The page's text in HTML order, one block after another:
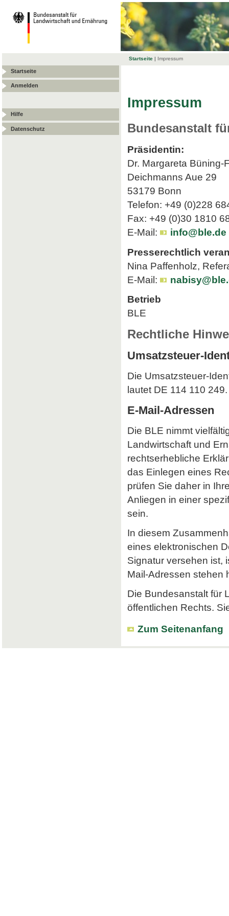
Startseite | Impressum
Startseite
Anmelden
Hilfe
Datenschutz
Impressum
Bundesanstalt
Präsidentin:
Dr. Margareta Büning-
Deichmanns Aue 29
53179 Bonn
Telefon: +49 (0)228
Fax: +49 (0)30 1810
E-Mail:
info@ble.de
Presserechtlich
Nina Paffenholz,
E-Mail:
Betrieb
BLE
Rechtliche
Umsatzsteuer-
Die Umsatzsteuer-
lautet DE 114 110 249.
E-Mail-Adressen
Die BLE nimmt
Landwirtschaft und
rechtserhebliche
das Einlegen eines
prüfen Sie daher in
Anliegen in einer
sein.
In diesem
eines elektronischen
Signatur versehen ist,
Mail-Adressen stehen
Die Bundesanstalt für
öffentlichen Rechts.
Zum Seitenanfang